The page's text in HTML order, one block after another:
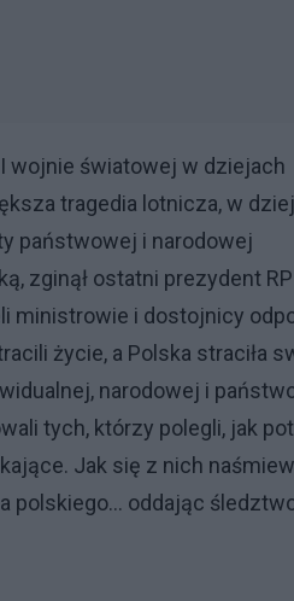
wojnie światowej w dziejach
tragedia lotnicza, w
państwowej i narodowej
zginął ostatni prezydent
ministrowie i dostojnicy
życie, a Polska straciła
narodowej i
tych, którzy polegli, jak
Jak się z nich
polskiego... oddając